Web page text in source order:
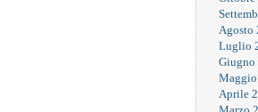
Agosto
Luglio
Giugno
Aprile